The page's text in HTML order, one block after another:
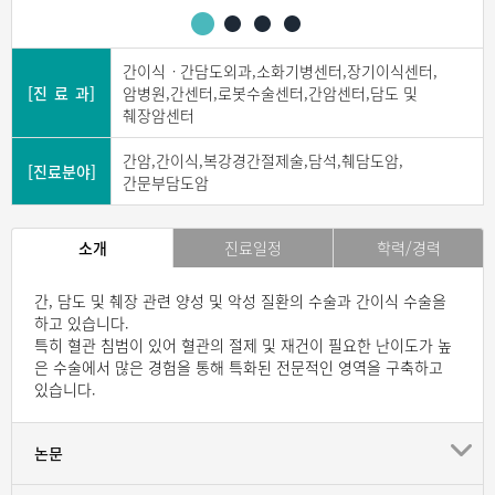
[진 료 과]
간이식ㆍ간담도외과,소화기병센터,장기이식센터,
암병원,간센터,로봇수술센터,간암센터,담도 및
췌장암센터
[진료분야]
간암,간이식,복강경간절제술,담석,췌담도암,
간문부담도암
소개 진료일정 학력/경력
간, 담도 및 췌장 관련 양성 및 악성 질환의 수술과 간이식 수술을
하고 있습니다.
특히 혈관 침범이 있어 혈관의 절제 및 재건이 필요한 난이도가 높
은 수술에서 많은 경험을 통해 특화된 전문적인 영역을 구축하고
있습니다.
논문